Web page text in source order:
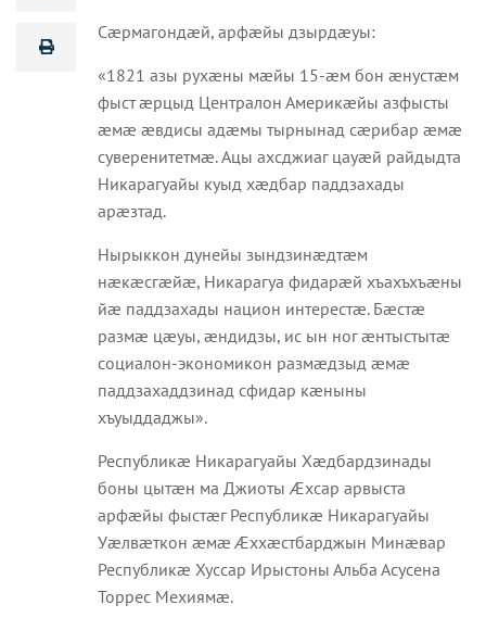
Сæрмагондæй, арфæйы дзырдæуы:
«1821 азы рухæны мæйы 15-æм бон æнустæм
фыст æрцыд Централон Америкæйы азфысты
æмæ æвдисы адæмы тырнынад сæрибар æмæ
суверенитетмæ. Ацы ахсджиаг цауæй райдыдта
Никарагуайы куыд хæдбар паддзахады
арæзтад.
Нырыккон дунейы зындзинæдтæм
нæкæсгæйæ, Никарагуа фидарæй хъахъхъæны
йæ паддзахады национ интерестæ. Бæстæ
размæ цæуы, æндидзы, ис ын ног æнтыстытæ
социалон-экономикон размæдзыд æмæ
паддзахаддзинад сфидар кæныны
хъуыддаджы».
Республикæ Никарагуайы Хæдбардзинады
боны цытæн ма Джиоты Æхсар арвыста
арфæйы фыстæг Республикæ Никарагуайы
Уæлвæткон æмæ Æххæстбарджын Минæвар
Республикæ Хуссар Ирыстоны Альба Асусена
Торрес Мехиямæ.